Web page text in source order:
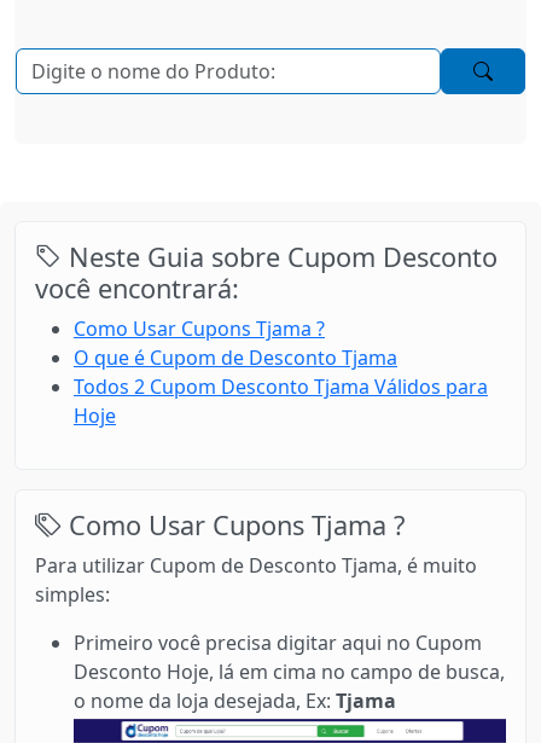
Neste Guia sobre Cupom Desconto
você encontrará:
Como Usar Cupons Tjama ?
O que é Cupom de Desconto Tjama
Todos 2 Cupom Desconto Tjama Válidos para
Hoje
Como Usar Cupons Tjama ?
Para utilizar Cupom de Desconto Tjama, é muito
simples:
Primeiro você precisa digitar aqui no Cupom
Desconto Hoje, lá em cima no campo de busca,
o nome da loja desejada, Ex: Tjama